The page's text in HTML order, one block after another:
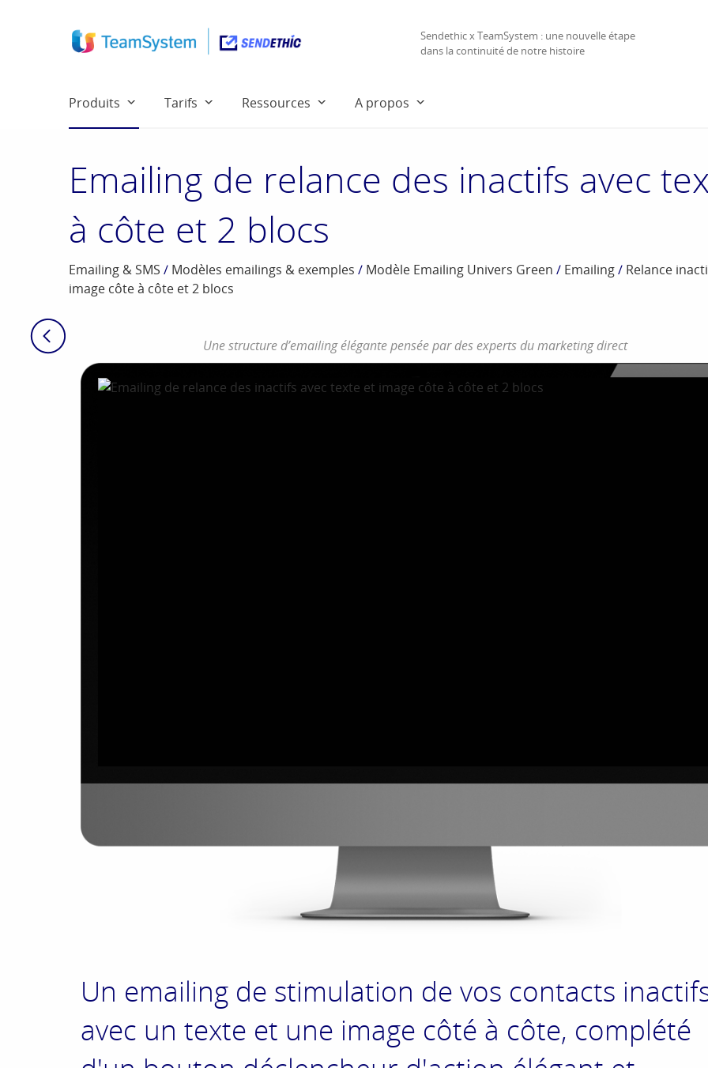
Sendethic x TeamSystem : une nouvelle étape
dans la continuité de notre histoire
Produits Tarifs Ressources A propos
Emailing de relance des inactifs avec
à côte et 2 blocs
Emailing & SMS / Modèles emailings & exemples / Modèle Emailing Univers Green / Emailing/ Relance
image côte à côte et 2 blocs
Une structure d’emailing élégante pensée par des experts du marketing direct
Un emailing de stimulation de vos contacts
avec un texte et une image côté à côte, complété